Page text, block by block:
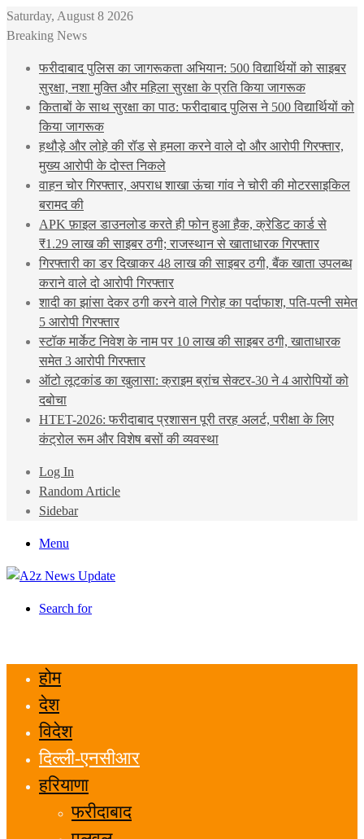
Saturday, August 8 2026
Breaking News
फरीदाबाद पुलिस का जागरूकता अभियान: 500 विद्यार्थियों को साइबर
सुरक्षा, नशा मुक्ति और महिला सुरक्षा के प्रति किया जागरूक
किताबों के साथ सुरक्षा का पाठ: फरीदाबाद पुलिस ने 500 विद्यार्थियों को
किया जागरूक
हथौड़े और लोहे की रॉड से हमला करने वाले दो और आरोपी गिरफ्तार,
मुख्य आरोपी के दोस्त निकले
वाहन चोर गिरफ्तार, अपराध शाखा ऊंचा गांव ने चोरी की मोटरसाइकिल
बरामद की
APK फ़ाइल डाउनलोड करते ही फोन हुआ हैक, क्रेडिट कार्ड से
₹1.29 लाख की साइबर ठगी; राजस्थान से खाताधारक गिरफ्तार
गिरफ्तारी का डर दिखाकर 48 लाख की साइबर ठगी, बैंक खाता उपलब्ध
कराने वाले दो आरोपी गिरफ्तार
शादी का झांसा देकर ठगी करने वाले गिरोह का पर्दाफाश, पति-पत्नी समेत
5 आरोपी गिरफ्तार
स्टॉक मार्केट निवेश के नाम पर 10 लाख की साइबर ठगी, खाताधारक
समेत 3 आरोपी गिरफ्तार
ऑटो लूटकांड का खुलासा: क्राइम ब्रांच सेक्टर-30 ने 4 आरोपियों को
दबोचा
HTET-2026: फरीदाबाद प्रशासन पूरी तरह अलर्ट, परीक्षा के लिए
कंट्रोल रूम और विशेष बसों की व्यवस्था
Log In
Random Article
Sidebar
Menu
Search for
होम
देश
विदेश
दिल्ली-एनसीआर
हरियाणा
फरीदाबाद